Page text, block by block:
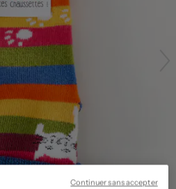
Continuer sans accepter